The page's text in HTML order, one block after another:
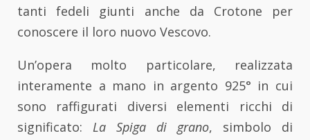
tanti fedeli giunti anche da Crotone per
conoscere il loro nuovo Vescovo.
Un’opera molto particolare, realizzata
interamente a mano in argento 925° in cui
sono raffigurati diversi elementi ricchi di
significato: La Spiga di grano, simbolo di